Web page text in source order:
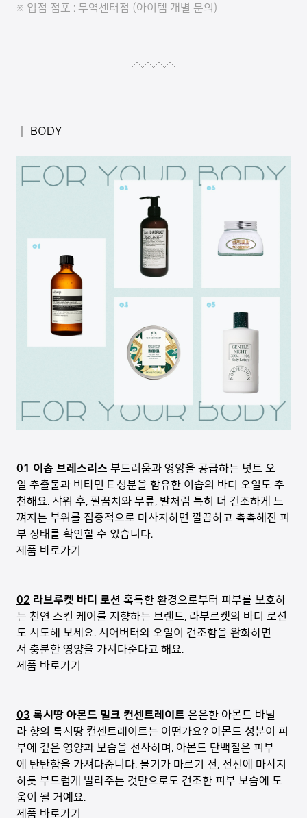
※ 입점 점포 : 무역센터점 (아이템 개별 문의)
│ BODY
01 이솝 브레스리스 부드러움과 영양을 공급하는 넛트 오
일 추출물과 비타민 E 성분을 함유한 이솝의 바디 오일도 추
천해요. 샤워 후, 팔꿈치와 무릎, 발처럼 특히 더 건조하게 느
껴지는 부위를 집중적으로 마사지하면 깔끔하고 촉촉해진 피
부 상태를 확인할 수 있습니다.
제품 바로가기
02 라브루켓 바디 로션 혹독한 환경으로부터 피부를 보호하
는 천연 스킨 케어를 지향하는 브랜드, 라부르켓의 바디 로션
도 시도해 보세요. 시어버터와 오일이 건조함을 완화하면
서 충분한 영양을 가져다준다고 해요.
제품 바로가기
03 록시땅 아몬드 밀크 컨센트레이트 은은한 아몬드 바닐
라 향의 록시땅 컨센트레이트는 어떤가요? 아몬드 성분이 피
부에 깊은 영양과 보습을 선사하며, 아몬드 단백질은 피부
에 탄탄함을 가져다줍니다. 물기가 마르기 전, 전신에 마사지
하듯 부드럽게 발라주는 것만으로도 건조한 피부 보습에 도
움이 될 거예요.
제품 바로가기